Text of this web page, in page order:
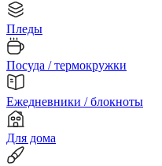
Пледы
Посуда / термокружки
Ежедневники / блокноты
Для дома